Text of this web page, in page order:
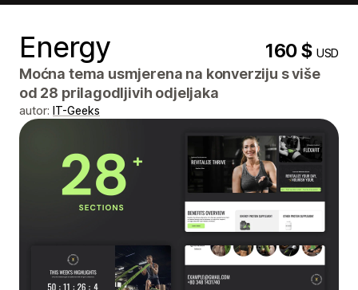
Energy 160 $USD
Moćna tema usmjerena na konverziju s više
od 28 prilagodljivih odjeljaka
autor: IT-Geeks